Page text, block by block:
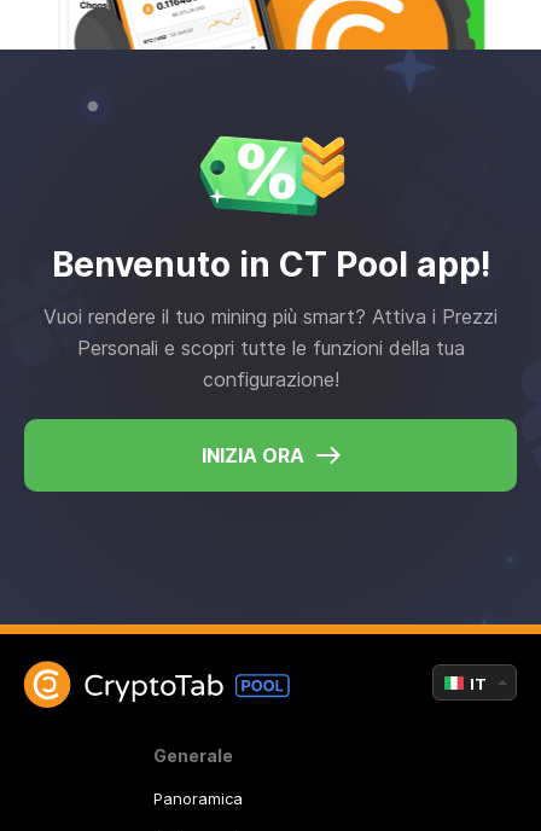
Benvenuto in CT Pool app!
Vuoi rendere il tuo mining più smart? Attiva i Prezzi
Personali e scopri tutte le funzioni della tua
configurazione!
INIZIA ORA
Generale
Panoramica
IT